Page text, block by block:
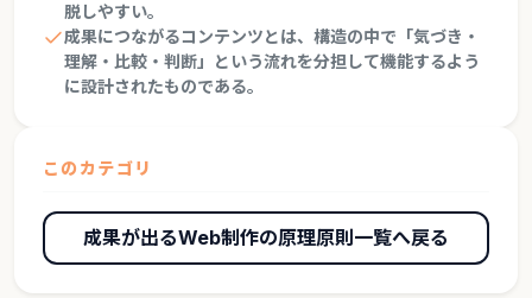
脱しやすい。
成果につながるコンテンツとは、構造の中で「気づき・
理解・比較・判断」という流れを分担して機能するよう
に設計されたものである。
このカテゴリ
成果が出るWeb制作の原理原則一覧へ戻る